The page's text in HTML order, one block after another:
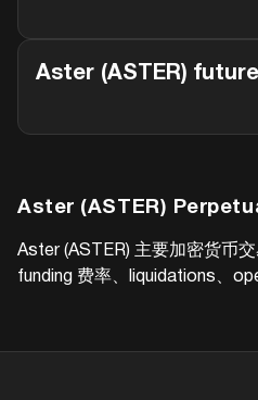
Aster (ASTER)
Aster (ASTER)
Aster (ASTER) 主要加密货币
funding 费率、liquidations、